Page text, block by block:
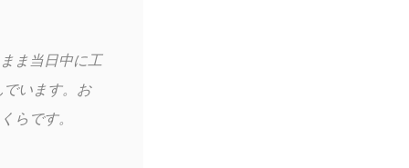
ま当日中に工
います。お
らです。